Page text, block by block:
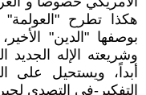
هكذا تطرح "العولمة"
بوصفها "الدين"
وشريعته الإله الجديد
أبداً، ويستحيل على
التفكير-في التصدي